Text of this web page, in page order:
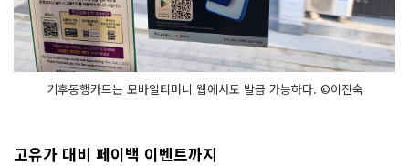
기후동행카드는 모바일티머니 웹에서도 발급 가능하다. ©이진숙
고유가 대비 페이백 이벤트까지